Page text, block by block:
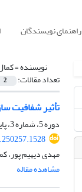
راهنمای نویسندگان
نویسنده =
تعداد مقالات: 2
تأثیر شفافیت
دوره 5، شماره 3، پاییز 1397، صفحه
مهدی دیهیم پور،
مشاهده مقاله